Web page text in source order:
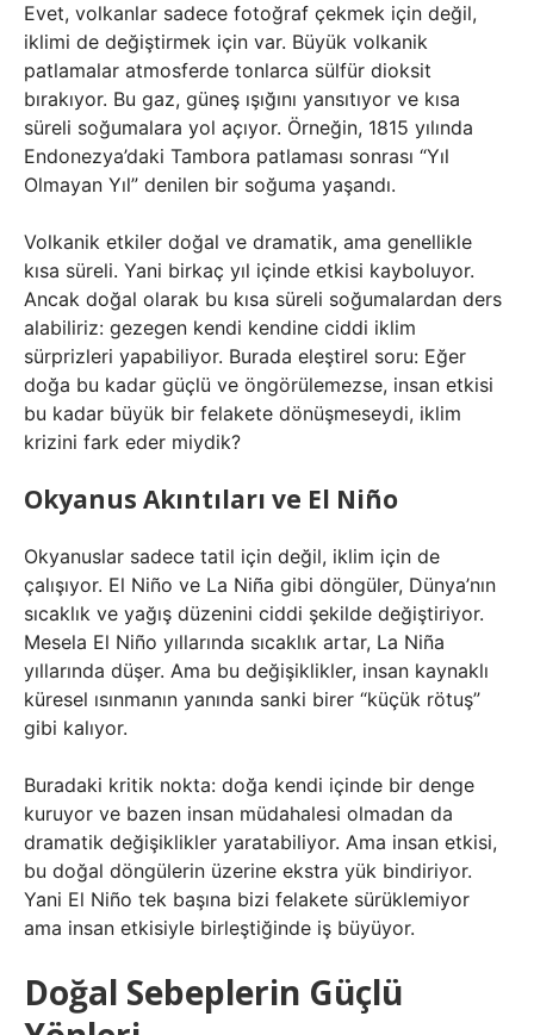
Evet, volkanlar sadece fotoğraf çekmek için değil,
iklimi de değiştirmek için var. Büyük volkanik
patlamalar atmosferde tonlarca sülfür dioksit
bırakıyor. Bu gaz, güneş ışığını yansıtıyor ve kısa
süreli soğumalara yol açıyor. Örneğin, 1815 yılında
Endonezya’daki Tambora patlaması sonrası “Yıl
Olmayan Yıl” denilen bir soğuma yaşandı.
Volkanik etkiler doğal ve dramatik, ama genellikle
kısa süreli. Yani birkaç yıl içinde etkisi kayboluyor.
Ancak doğal olarak bu kısa süreli soğumalardan ders
alabiliriz: gezegen kendi kendine ciddi iklim
sürprizleri yapabiliyor. Burada eleştirel soru: Eğer
doğa bu kadar güçlü ve öngörülemezse, insan etkisi
bu kadar büyük bir felakete dönüşmeseydi, iklim
krizini fark eder miydik?
Okyanus Akıntıları ve El Niño
Okyanuslar sadece tatil için değil, iklim için de
çalışıyor. El Niño ve La Niña gibi döngüler, Dünya’nın
sıcaklık ve yağış düzenini ciddi şekilde değiştiriyor.
Mesela El Niño yıllarında sıcaklık artar, La Niña
yıllarında düşer. Ama bu değişiklikler, insan kaynaklı
küresel ısınmanın yanında sanki birer “küçük rötuş”
gibi kalıyor.
Buradaki kritik nokta: doğa kendi içinde bir denge
kuruyor ve bazen insan müdahalesi olmadan da
dramatik değişiklikler yaratabiliyor. Ama insan etkisi,
bu doğal döngülerin üzerine ekstra yük bindiriyor.
Yani El Niño tek başına bizi felakete sürüklemiyor
ama insan etkisiyle birleştiğinde iş büyüyor.
Doğal Sebeplerin Güçlü